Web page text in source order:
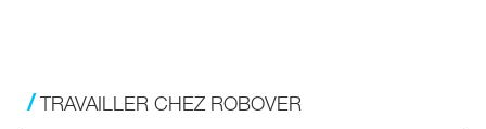
TRAVAILLER CHEZ ROBOVER